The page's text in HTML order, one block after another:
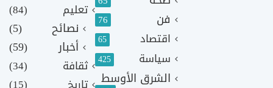
فن 76
اقتصاد 65
سياسة 425
الشرق الأوسط
تعليم (84)
نصائح
(5)
أخبار
(59)
ثقافة
(34)